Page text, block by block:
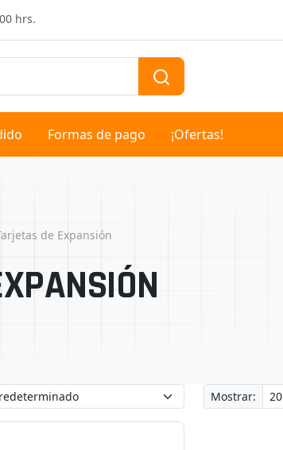
hrs.
Formas de pago ¡Ofertas!
de Expansión
Mostrar: